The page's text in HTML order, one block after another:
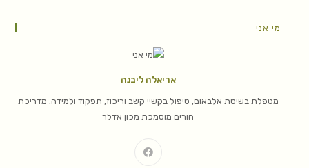
מי אני
אריאלה ליבנה
מטפלת בשיטת אלבאום, טיפול בקשיי קשב וריכוז, תפקוד ולמידה. מדריכת
הורים מוסמכת מכון אדלר